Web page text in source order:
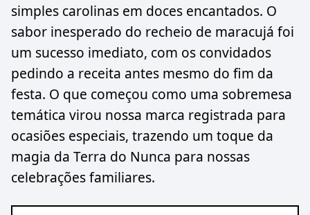
simples carolinas em doces encantados. O
sabor inesperado do recheio de maracujá foi
um sucesso imediato, com os convidados
pedindo a receita antes mesmo do fim da
festa. O que começou como uma sobremesa
temática virou nossa marca registrada para
ocasiões especiais, trazendo um toque da
magia da Terra do Nunca para nossas
celebrações familiares.